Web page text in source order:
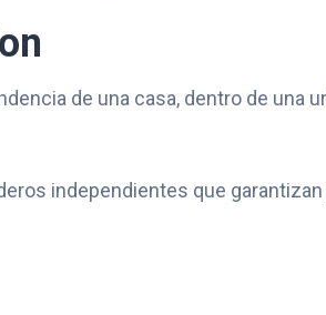
de una casa, dentro de una
independientes que